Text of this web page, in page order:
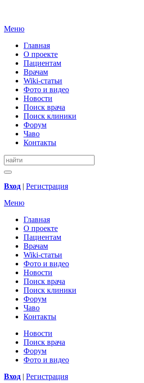
Меню
Главная
О проекте
Пациентам
Врачам
Wiki-статьи
Фото и видео
Новости
Поиск врача
Поиск клиники
Форум
Чаво
Контакты
Вход | Регистрация
Меню
Главная
О проекте
Пациентам
Врачам
Wiki-статьи
Фото и видео
Новости
Поиск врача
Поиск клиники
Форум
Чаво
Контакты
Новости
Поиск врача
Форум
Фото и видео
Вход | Регистрация